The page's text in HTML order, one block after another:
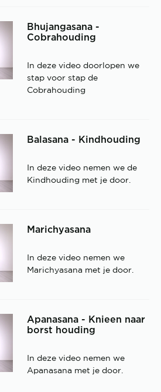
Bhujangasana -
Cobrahouding
In deze video doorlopen we
stap voor stap de
Cobrahouding
Balasana - Kindhouding
In deze video nemen we de
Kindhouding met je door.
Marichyasana
In deze video nemen we
Marichyasana met je door.
Apanasana - Knieen naar
borst houding
In deze video nemen we
Apanasana met je door.